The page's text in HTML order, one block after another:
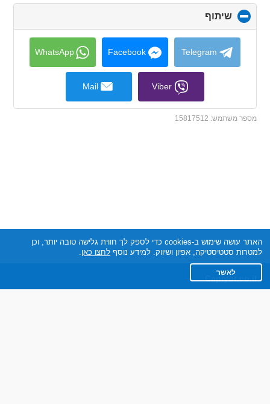
שיתוף
to
collapse
contents
Telegram
Facebook
WhatsApp
Viber
Mail
מספר משתמש: 15817512
Capiyot.co.il
האתר עושה שימוש ב-cookies כדי לספק לך חווית גלישה טובה יותר, וכן
למטרות סטטיסטיקה, אפיון ושיווק. למידע נוסף לחצו כאן.
לאשר